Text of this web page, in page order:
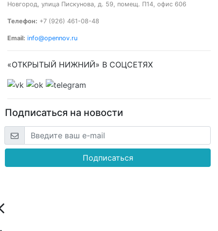
Новгород, улица Пискунова, д. 59, помещ. П14, офис 606
Телефон: +7 (926) 461-08-48
Email: info@opennov.ru
«ОТКРЫТЫЙ НИЖНИЙ» В СОЦСЕТЯХ
Подписаться на новости
Подписаться